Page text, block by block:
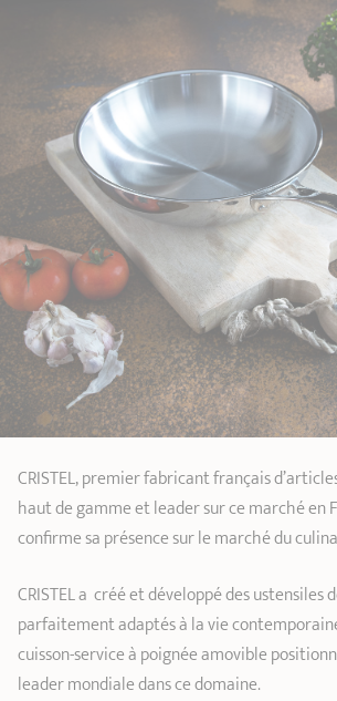
CRISTEL, premier fabricant français
haut de gamme et leader sur ce marché en
confirme sa présence sur le marché du
CRISTEL a créé et développé des ustensiles
parfaitement adaptés à la vie
cuisson-service à poignée amovible
leader mondiale dans ce domaine.